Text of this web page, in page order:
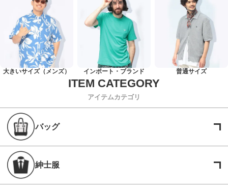
大きいサイズ（メンズ） インポート・ブランド 普通サイズ
アイテムカテゴリ
バッグ
紳士服